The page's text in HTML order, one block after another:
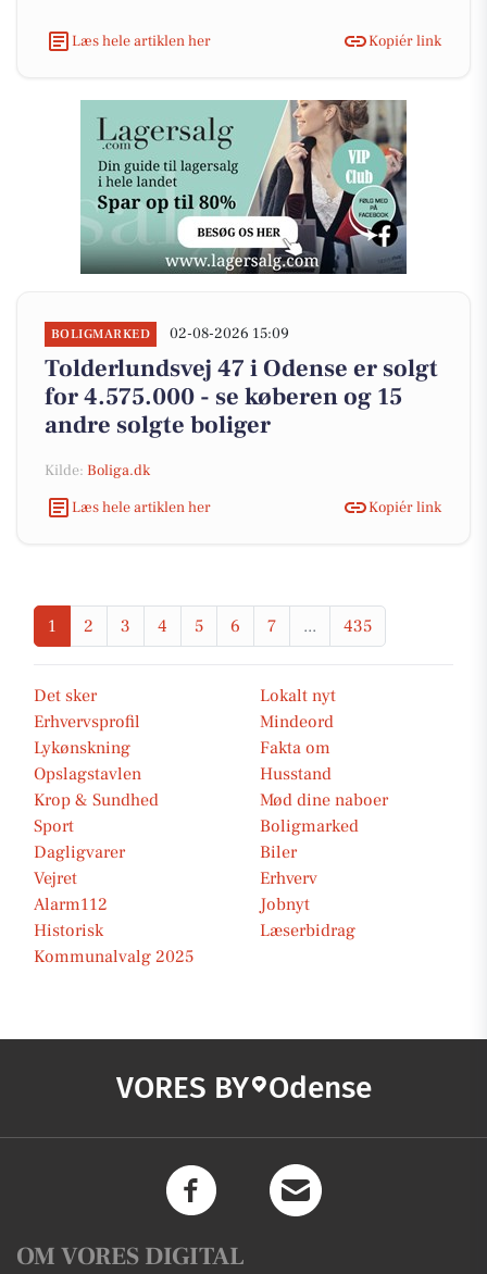
Læs hele artiklen her Kopiér link
BOLIGMARKED 02-08-2026 15:09
Tolderlundsvej 47 i Odense er solgt
for 4.575.000 - se køberen og 15
andre solgte boliger
Kilde: Boliga.dk
Læs hele artiklen her
Kopiér link
1 2 3 4 5 6 7 ... 435
Det sker
Lokalt nyt
Erhvervsprofil
Mindeord
Lykønskning
Fakta om
Opslagstavlen
Husstand
Krop & Sundhed
Mød dine naboer
Sport
Boligmarked
Dagligvarer
Biler
Vejret
Erhverv
Alarm112
Jobnyt
Historisk
Læserbidrag
Kommunalvalg 2025
VORES BY Odense
OM VORES DIGITAL